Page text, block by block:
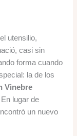
utensilio,
casi sin
forma cuando
la de los
Vinebre
lugar de
un nuevo